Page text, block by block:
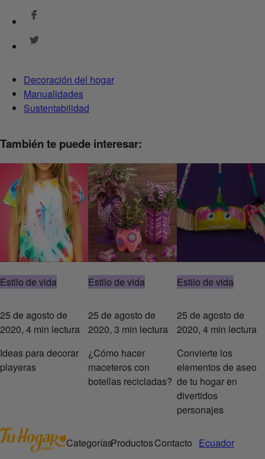
Decoración del hogar
Manualidades
Sustentabilidad
También te puede interesar:
Estilo de vida
25 de agosto de
2020, 4 min lectura
Ideas para decorar
playeras
Estilo de vida
25 de agosto de
2020, 3 min lectura
¿Cómo hacer
maceteros con
botellas recicladas?
Estilo de vida
25 de agosto de
2020, 4 min lectura
Convierte los
elementos de aseo
de tu hogar en
divertidos
personajes
CategoríasProductosContacto Ecuador